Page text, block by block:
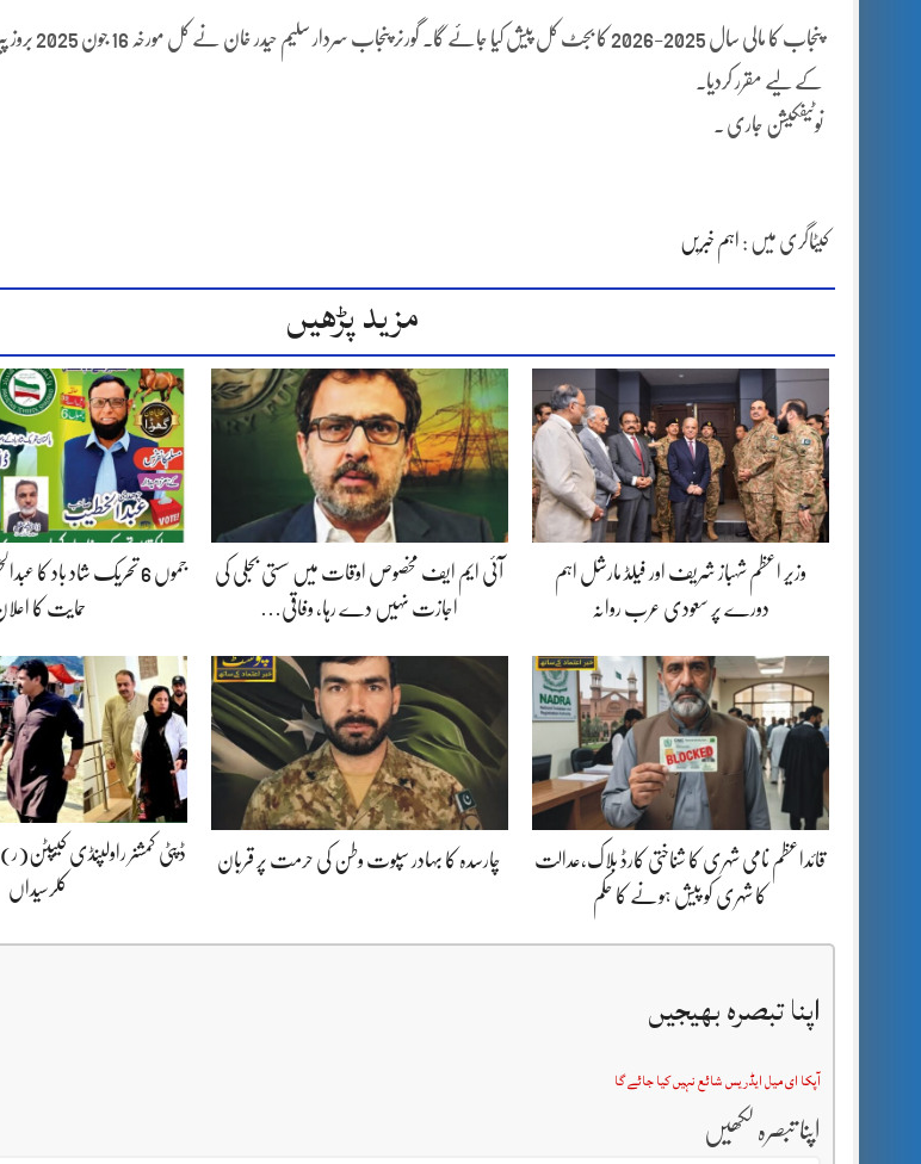
کے لیے مقرر کردیا۔
نوٹیفکیشن جاری ۔
کیٹاگری میں : اہم خبریں
مزید پڑھیں
وزیر اعظم شہباز شریف اور فیلڈ مارشل اہم
دورے پر سعودی عرب روانہ
آئی ایم ایف مخصوص اوقات میں سستی بجلی کی
اجازت نہیں دے رہا، وفاقی…
جموں 6 تحریک شاد باد کا
حمایت کا
قائداعظم نامی شہری کا شناختی کارڈ بلاک،عدالت
کا شہری کو پیش ہونے کا حکم
چارسدہ کا بہادر سپوت وطن کی حرمت پر قربان
ڈپٹی کمشنر راولپنڈی کیپٹن(ر)
کلرسیداں
اپنا تبصرہ بھیجیں
آپکا ای میل ایڈریس شائع نہیں کیا جائے گا
اپنا تبصرہ لکھیں